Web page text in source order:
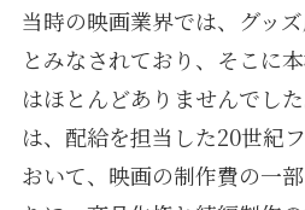
当時の映画業界では、グッ
とみなされており、そこに
はほとんどありませんでし
は、配給を担当した20世紀
おいて、映画の制作費の一